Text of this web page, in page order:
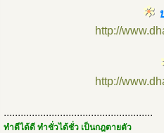
http://
http://
.....................................................
ทำดีได้ดี ทำชั่วได้ชั่ว เป็นกฎตายตัว